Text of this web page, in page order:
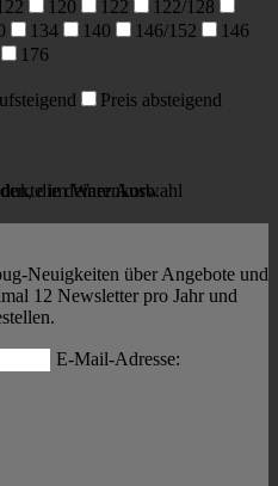
im Warenkorb.
120 122
122/128
134 140 146/152
146
176
Preis absteigend
die deiner Auswahl
Neuigkeiten über Angebote und
12 Newsletter pro Jahr und
E-Mail-Adresse: